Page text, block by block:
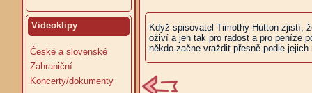
Videoklipy
České a slovenské
Zahraniční
Koncerty/dokumenty
Když spisovatel Timothy Hutton zjistí,
oživí a jen tak pro radost a pro peníze
někdo začne vraždit přesně podle jejich